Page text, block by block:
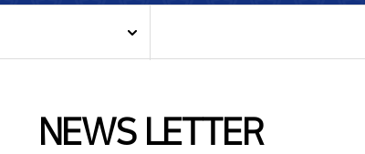
NEWS LETTER